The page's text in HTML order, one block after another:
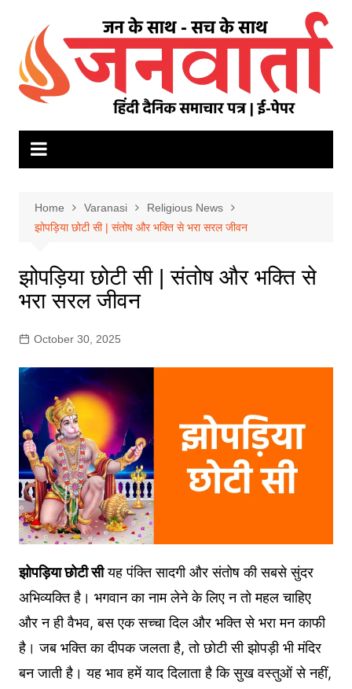
content
Home Varanasi
Religious News
झोपड़िया छोटी सी | संतोष और भक्ति से भरा सरल जीवन
झोपड़िया छोटी सी | संतोष और भक्ति से
भरा सरल जीवन
October 30, 2025
झोपड़िया छोटी सीयह पंक्ति सादगी और संतोष की सबसे सुंदर
अभिव्यक्ति है। भगवान का नाम लेने के लिए न तो महल चाहिए
और न ही वैभव, बस एक सच्चा दिल और भक्ति से भरा मन काफी
है। जब भक्ति का दीपक जलता है, तो छोटी सी झोपड़ी भी मंदिर
बन जाती है। यह भाव हमें याद दिलाता है कि सुख वस्तुओं से नहीं,